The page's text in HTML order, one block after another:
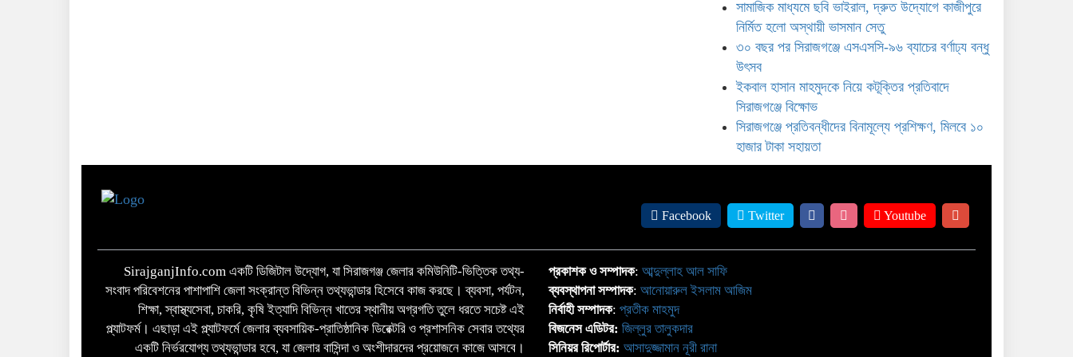
সহায়তা
সামাজিক মাধ্যমে ছবি ভাইরাল, দ্রুত উদ্যোগে কাজীপুরে
নির্মিত হলো অস্থায়ী ভাসমান সেতু
৩০ বছর পর সিরাজগঞ্জে এসএসসি-৯৬ ব্যাচের বর্ণাঢ্য বন্ধু
উৎসব
ইকবাল হাসান মাহমুদকে নিয়ে কটূক্তির প্রতিবাদে
সিরাজগঞ্জে বিক্ষোভ
সিরাজগঞ্জে প্রতিবন্ধীদের বিনামূল্যে প্রশিক্ষণ, মিলবে ১০
হাজার টাকা সহায়তা
Facebook Twitter Youtube
SirajganjInfo.com একটি ডিজিটাল উদ্যোগ, যা সিরাজগঞ্জ জেলার কমিউনিটি-ভিত্তিক তথ্য-
সংবাদ পরিবেশনের পাশাপাশি জেলা সংক্রান্ত বিভিন্ন তথ্যভান্ডার হিসেবে কাজ করছে। ব্যবসা, পর্যটন,
শিক্ষা, স্বাস্থ্যসেবা, চাকরি, কৃষি ইত্যাদি বিভিন্ন খাতের স্থানীয় অগ্রগতি তুলে ধরতে সচেষ্ট এই
প্ল্যাটফর্ম। এছাড়া এই প্ল্যাটফর্মে জেলার ব্যবসায়িক-প্রাতিষ্ঠানিক ডিরেক্টরি ও প্রশাসনিক সেবার তথ্যের
একটি নির্ভরযোগ্য তথ্যভান্ডার হবে, যা জেলার বাসিন্দা ও অংশীদারদের প্রয়োজনে কাজে আসবে।
প্রকাশক ও সম্পাদক: আব্দুল্লাহ আল সাফি
ব্যবস্থাপনা সম্পাদক: আনোয়ারুল ইসলাম আজিম
নির্বাহী সম্পাদক: প্রতীক মাহমুদ
বিজনেস এডিটর: জিল্লুর তালুকদার
সিনিয়র রিপোর্টার: আসাদুজ্জামান নূরী রানা